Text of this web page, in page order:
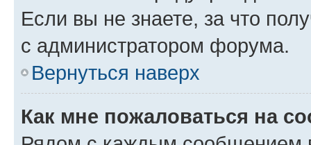
Если вы не знаете, за что
с администратором форума.
Вернуться наверх
Как мне пожаловаться на